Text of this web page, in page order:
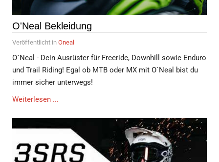
O'Neal Bekleidung
Veröffentlicht in Oneal
O`Neal - Dein Ausrüster für Freeride, Downhill sowie Enduro
und Trail Riding! Egal ob MTB oder MX mit O`Neal bist du
immer sicher unterwegs!
Weiterlesen ...